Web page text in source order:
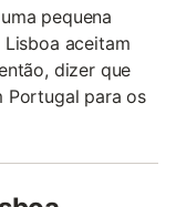
pequena
aceitam
dizer que
Portugal para os